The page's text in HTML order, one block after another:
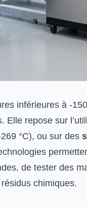
inférieures à -
Elle repose sur
°C), ou sur des
de tester des
chimiques.